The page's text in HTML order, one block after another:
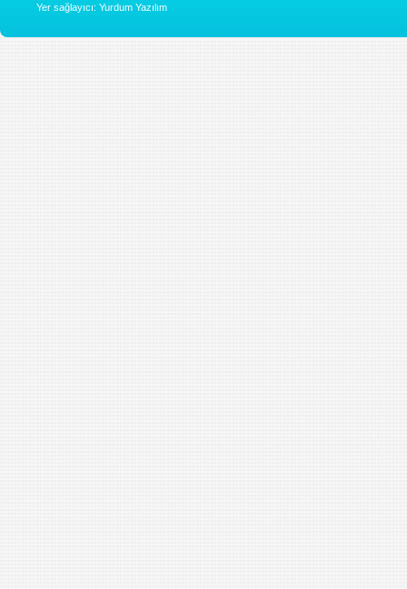
Yer sağlayıcı: Yurdum Yazılım